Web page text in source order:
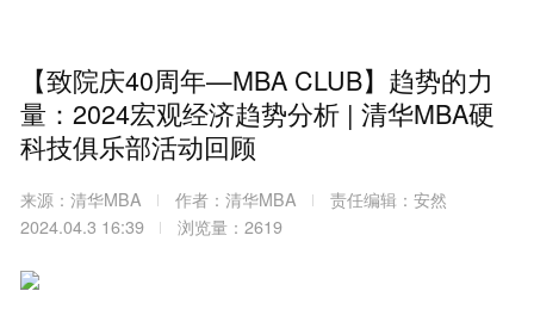
【致院庆40周年—MBA CLUB】趋势的力
量：2024宏观经济趋势分析 | 清华MBA硬
科技俱乐部活动回顾
来源：清华MBA 作者：清华MBA
责任编辑：安然
2024.04.3 16:39
浏览量：2619